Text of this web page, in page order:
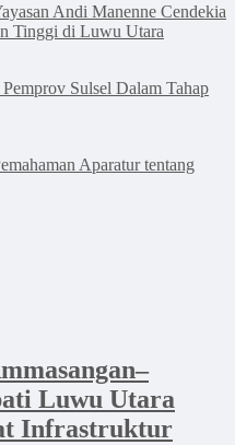
Andi Manenne Cendekia
Tinggi di Luwu Utara
Sulsel Dalam Tahap
Aparatur tentang
Luwu Utara
Infrastruktur